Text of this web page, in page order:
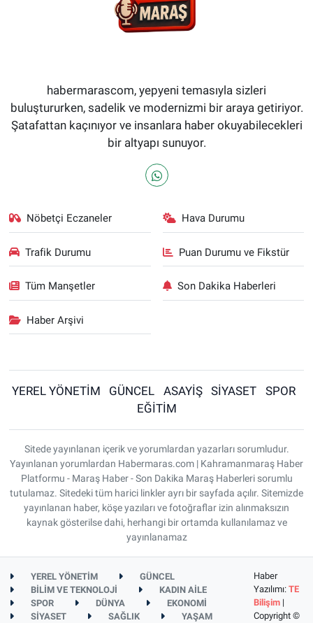
habermarascom, yepyeni temasıyla sizleri
buluştururken, sadelik ve modernizmi bir araya getiriyor.
Şatafattan kaçınıyor ve insanlara haber okuyabilecekleri
bir altyapı sunuyor.
Nöbetçi Eczaneler Hava Durumu
Trafik Durumu Puan Durumu ve Fikstür
Tüm Manşetler Son Dakika Haberleri
Haber Arşivi
YEREL YÖNETİM GÜNCEL ASAYİŞ SİYASET
SPOR
EĞİTİM
Sitede yayınlanan içerik ve yorumlardan yazarları sorumludur.
Yayınlanan yorumlardan Habermaras.com | Kahramanmaraş Haber
Platformu - Maraş Haber - Son Dakika Maraş Haberleri sorumlu
tutulamaz. Sitedeki tüm harici linkler ayrı bir sayfada açılır. Sitemizde
yayınlanan haber, köşe yazıları ve fotoğraflar izin alınmaksızın
kaynak gösterilse dahi, herhangi bir ortamda kullanılamaz ve
yayınlanamaz
YEREL YÖNETİM
GÜNCEL
BİLİM VE TEKNOLOJİ
KADIN AİLE
SPOR
DÜNYA
EKONOMİ
SİYASET
SAĞLIK YAŞAM
Haber
Yazılımı: TE
Bilişim|
Copyright ©